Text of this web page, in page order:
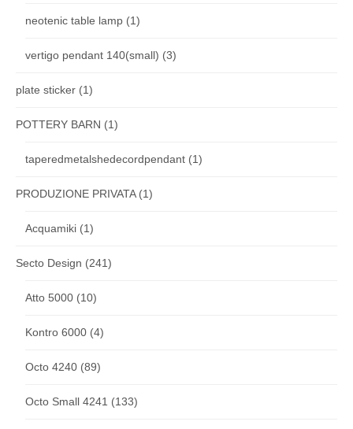
neotenic table lamp (1)
vertigo pendant 140(small) (3)
plate sticker (1)
POTTERY BARN (1)
taperedmetalshedecordpendant (1)
PRODUZIONE PRIVATA(1)
Acquamiki (1)
Secto Design (241)
Atto 5000 (10)
Kontro 6000 (4)
Octo 4240 (89)
Octo Small 4241 (133)